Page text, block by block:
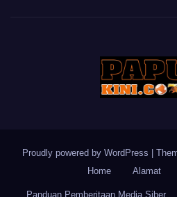
Proudly powered by WordPress |
Home
Alamat
Panduan Pemberitaan Media Siber